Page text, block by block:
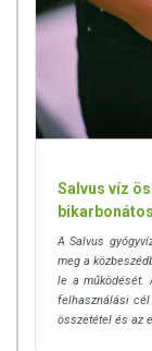
Salvus víz
A Salvus
meg a
le a működését.
felhasználási
összetétel és az